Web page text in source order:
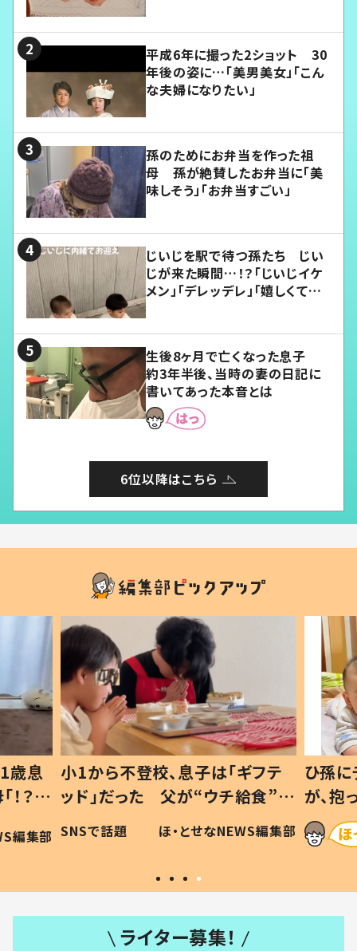
平成6年に撮った2ショット 30
年後の姿に…「美男美女」「こん
な夫婦になりたい」
孫のためにお弁当を作った祖
母 孫が絶賛したお弁当に「美
味しそう」「お弁当すごい」
じいじを駅で待つ孫たち じい
じが来た瞬間…！？「じいじイケ
メン」「デレッデレ」「嬉しくて可
生後8ヶ月で亡くなった息子
約3年半後、当時の妻の日記に
書いてあった本音とは
6位以降はこちら
歳息
？」
編集部
小1から不登校、息子は「ギフテ
ッド」だった 父が“ウチ給食”を
作り続ける理由とは #令和の親
#令和の子
SNSで話題 ほ・とせなNEWS編集部
ひ孫
が、
「涙が
い」
ライター募集！